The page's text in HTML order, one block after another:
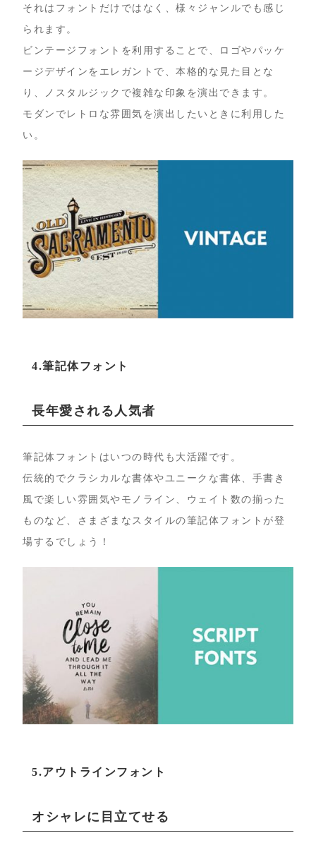
それはフォントだけではなく、様々ジャンルでも感じ
られます。
ビンテージフォントを利用することで、ロゴやパッケ
ージデザインをエレガントで、本格的な見た目とな
り、ノスタルジックで複雑な印象を演出できます。
モダンでレトロな雰囲気を演出したいときに利用した
い。
4.筆記体フォント
長年愛される人気者
筆記体フォントはいつの時代も大活躍です。
伝統的でクラシカルな書体やユニークな書体、手書き
風で楽しい雰囲気やモノライン、ウェイト数の揃った
ものなど、さまざまなスタイルの筆記体フォントが登
場するでしょう！
5.アウトラインフォント
オシャレに目立てせる